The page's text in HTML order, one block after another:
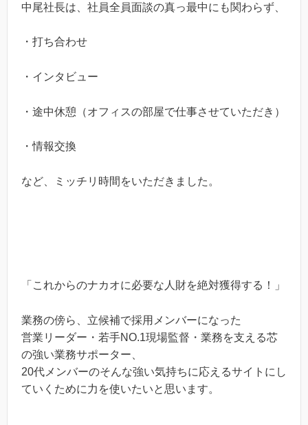
中尾社長は、社員全員面談の真っ最中にも関わらず、
・打ち合わせ
・インタビュー
・途中休憩（オフィスの部屋で仕事させていただき）
・情報交換
など、ミッチリ時間をいただきました。
「これからのナカオに必要な人財を絶対獲得する！」
業務の傍ら、立候補で採用メンバーになった
営業リーダー・若手NO.1現場監督・業務を支える芯
の強い業務サポーター、
20代メンバーのそんな強い気持ちに応えるサイトにし
ていくために力を使いたいと思います。